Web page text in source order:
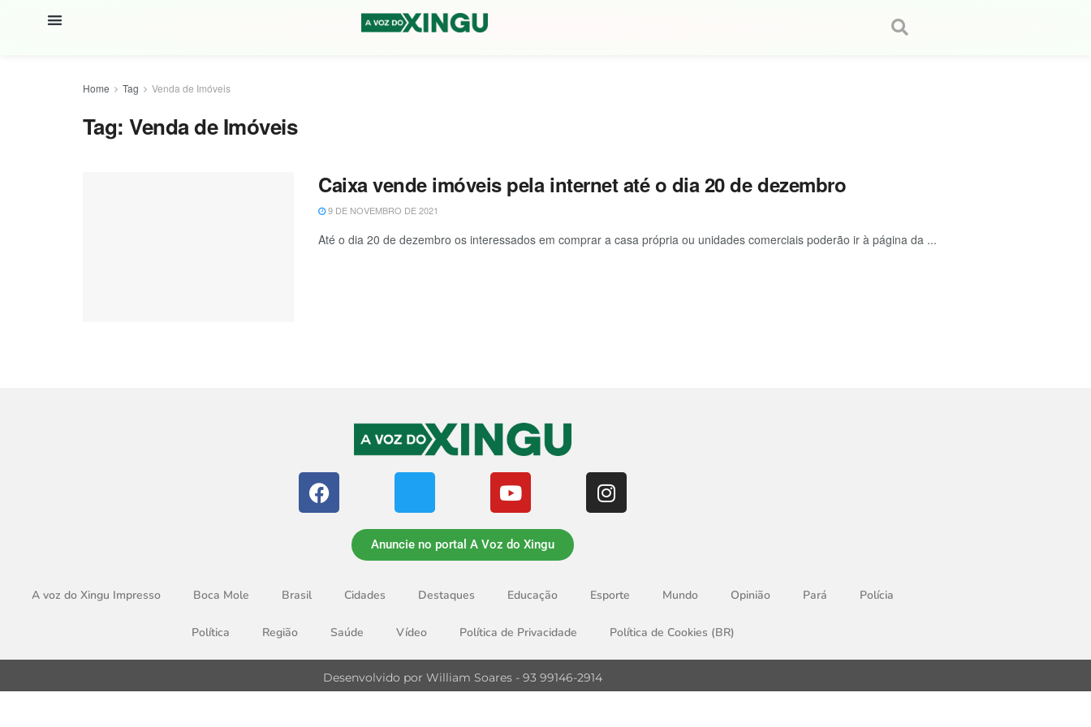
Home Tag Venda de Imóveis
Tag:Venda de Imóveis
Caixa vende imóveis pela internet até o dia 20 de dezembro
9 DE NOVEMBRO DE 2021
Até o dia 20 de dezembro os interessados em comprar a casa própria ou unidades comerciais poderão ir à página da ...
Anuncie no portal A Voz do Xingu
A voz do Xingu Impresso Boca Mole Brasil Cidades Destaques Educação Esporte Mundo Opinião Pará Polícia
Política Região Saúde Vídeo Política de Privacidade Política de Cookies (BR)
Desenvolvido por William Soares - 93 99146-2914